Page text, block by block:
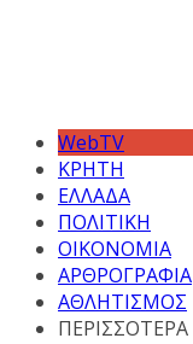
WebTV
ΚΡΗΤΗ
ΕΛΛΑΔΑ
ΠΟΛΙΤΙΚΗ
ΟΙΚΟΝΟΜΙΑ
ΑΡΘΡΟΓΡΑΦΙΑ
ΑΘΛΗΤΙΣΜΟΣ
ΠΕΡΙΣΣΟΤΕΡΑ